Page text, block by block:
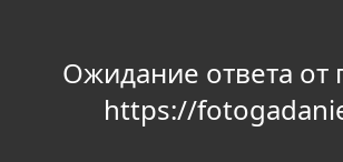
Ожидание ответа от
https://